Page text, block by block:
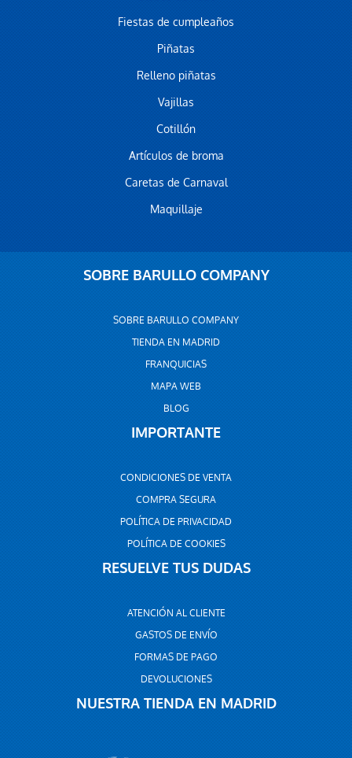
Fiestas de cumpleaños
Piñatas
Relleno piñatas
Vajillas
Cotillón
Artículos de broma
Caretas de Carnaval
Maquillaje
SOBRE BARULLO COMPANY
SOBRE BARULLO COMPANY
TIENDA EN MADRID
FRANQUICIAS
MAPA WEB
BLOG
IMPORTANTE
CONDICIONES DE VENTA
COMPRA SEGURA
POLÍTICA DE PRIVACIDAD
POLÍTICA DE COOKIES
RESUELVE TUS DUDAS
ATENCIÓN AL CLIENTE
GASTOS DE ENVÍO
FORMAS DE PAGO
DEVOLUCIONES
NUESTRA TIENDA EN MADRID